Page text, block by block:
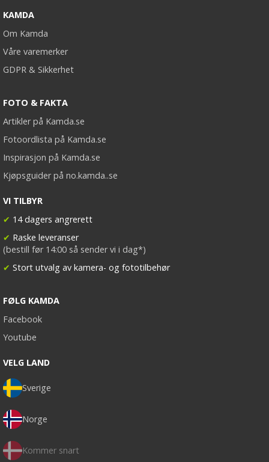
KAMDA
Om Kamda
Våre varemerker
GDPR & Sikkerhet
FOTO & FAKTA
Artikler på Kamda.se
Fotoordlista på Kamda.se
Inspirasjon på Kamda.se
Kjøpsguider på no.kamda..se
VI TILBYR
✔ 14 dagers angrerett
✔ Raske leveranser
(bestill før 14:00 så sender vi i dag*)
✔ Stort utvalg av kamera- og fototilbehør
FØLG KAMDA
Facebook
Youtube
VELG LAND
Sverige
Norge
Kommer snart